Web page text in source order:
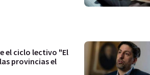
el ciclo lectivo "El
provincias el